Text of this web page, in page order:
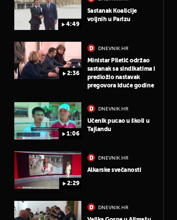
4:49
Sastanak Koalicije
voljnih u Parizu
2:36
DNEVNIK.HR
Ministar Piletić održao
sastanak sa sindikatima i
predložio nastavak
pregovora iduće godine
1:06
DNEVNIK.HR
Učenik pucao u školi u
Tajlandu
2:29
DNEVNIK.HR
Alkarske svečanosti
DNEVNIK.HR